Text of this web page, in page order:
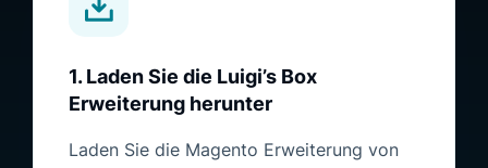
1. Laden Sie die Luigi’s Box
Erweiterung herunter
Laden Sie die Magento Erweiterung von